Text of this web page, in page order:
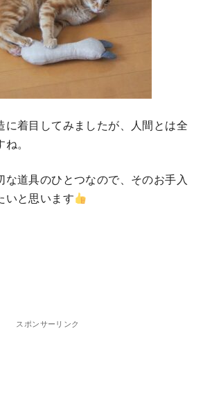
に着目してみましたが、人間とは全
。
な道具のひとつなので、そのお手入
いと思います
スポンサーリンク